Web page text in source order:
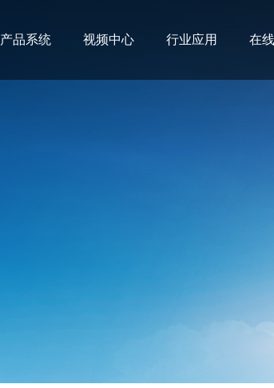
产品系统 视频中心 行业应用 在